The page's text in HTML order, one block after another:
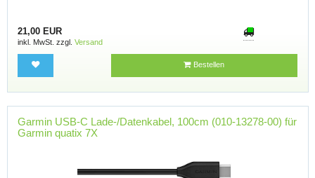
21,00 EUR
inkl. MwSt. zzgl. Versand
Bestellen
Garmin USB-C Lade-/Datenkabel, 100cm (010-13278-00) für
Garmin quatix 7X